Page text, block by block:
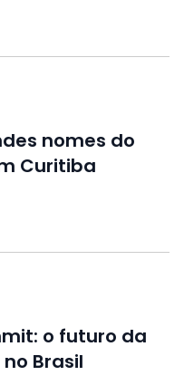
nomes do
Curitiba
o futuro da
Brasil